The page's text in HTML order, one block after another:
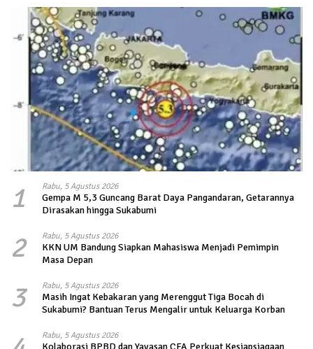
1 Rabu, 5 Agustus 2026
Gempa M 5,3 Guncang Barat Daya Pangandaran, Getarannya
Dirasakan hingga Sukabumi
2 Rabu, 5 Agustus 2026
KKN UM Bandung Siapkan Mahasiswa Menjadi Pemimpin
Masa Depan
3 Rabu, 5 Agustus 2026
Masih Ingat Kebakaran yang Merenggut Tiga Bocah di
Sukabumi? Bantuan Terus Mengalir untuk Keluarga Korban
Rabu, 5 Agustus 2026
Kolaborasi BPBD dan Yayasan CFA Perkuat Kesiapsiagaan